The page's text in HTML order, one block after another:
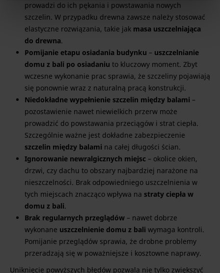
prowadzi do ich pękania i powstawania nowych
szczelin. W przypadku drewna zawsze należy stosować
elastyczne rozwiązania, takie jak masa uszczelniająca
do drewna.
Pomijanie etapu osiadania budynku – uszczelnianie
domu z bali po osiadaniu to kluczowy moment. Zbyt
wczesne wykonanie prac sprawia, że szczeliny pojawiają
się ponownie wraz z naturalną pracą konstrukcji.
Niedokładne wypełnienie szczelin między balami –
pozostawienie nawet niewielkich przerw może
prowadzić do powstawania przeciągów i strat ciepła.
Szczególnie ważne jest dokładne zabezpieczenie
szczelin między balami na całej długości ścian.
Ignorowanie newralgicznych miejsc – okolice okien,
drzwi, czy dachu to obszary najbardziej narażone na
nieszczelności. Brak odpowiedniego uszczelnienia w
tych miejscach znacząco wpływa na straty ciepła w
domu z bali.
Brak regularnych przeglądów – nawet dobrze
wykonane uszczelnienie domu z bali wymaga kontroli.
Pomijanie przeglądów sprawia, że drobne problemy
przeradzają się w poważniejsze i kosztowne naprawy.
Uniknięcie powyższych błędów pozwala nie tylko zwiększyć